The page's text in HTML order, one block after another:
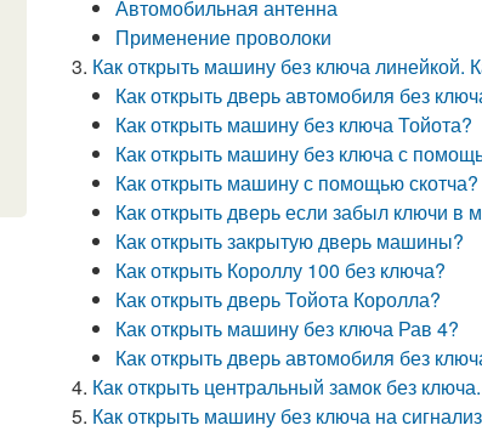
Автомобильная антенна
Применение проволоки
Как открыть машину без ключа
Как открыть дверь автомобиля без
Как открыть машину без ключа Тойота?
Как открыть машину без ключа с
Как открыть машину с помощью скотча?
Как открыть дверь если забыл ключи в
Как открыть закрытую дверь машины?
Как открыть Короллу 100 без ключа?
Как открыть дверь Тойота Королла?
Как открыть машину без ключа Рав 4?
Как открыть дверь автомобиля без
Как открыть центральный замок без
Как открыть машину без ключа на